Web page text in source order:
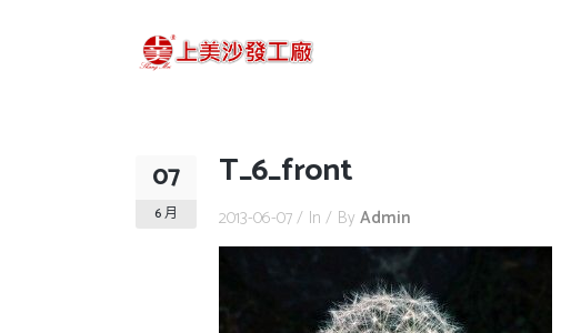
07
6 月
T_6_front
2013-06-07 In By Admin